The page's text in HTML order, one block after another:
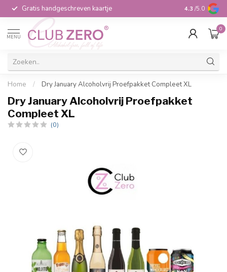
Gratis handgeschreven kaartje Voor 16:00
4.3 /5.0
MENU
0
Home / Dry January Alcoholvrij Proefpakket Compleet XL
Dry January Alcoholvrij Proefpakket
Compleet XL
(0)